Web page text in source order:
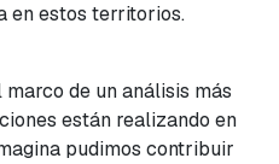
en estos territorios.
de un análisis más
están realizando en
pudimos contribuir